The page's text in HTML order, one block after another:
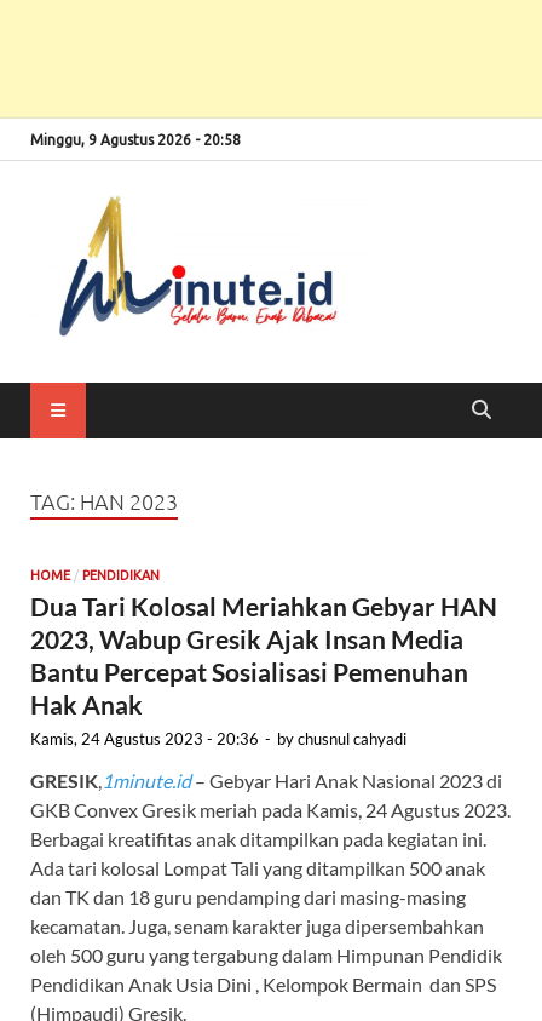
Minggu, 9 Agustus 2026 - 20:58
TAG: HAN 2023
HOME / PENDIDIKAN
Dua Tari Kolosal Meriahkan Gebyar HAN
2023, Wabup Gresik Ajak Insan Media
Bantu Percepat Sosialisasi Pemenuhan
Hak Anak
Kamis, 24 Agustus 2023 - 20:36 - bychusnul cahyadi
GRESIK 1minute.id– Gebyar Hari Anak Nasional 2023 di
GKB Convex Gresik meriah pada Kamis, 24 Agustus 2023.
Berbagai kreatifitas anak ditampilkan pada kegiatan ini.
Ada tari kolosal Lompat Tali yang ditampilkan 500 anak
dan TK dan 18 guru pendamping dari masing-masing
kecamatan. Juga, senam karakter juga dipersembahkan
oleh 500 guru yang tergabung dalam Himpunan Pendidik
Pendidikan Anak Usia Dini , Kelompok Bermain dan SPS
(Himpaudi) Gresik.